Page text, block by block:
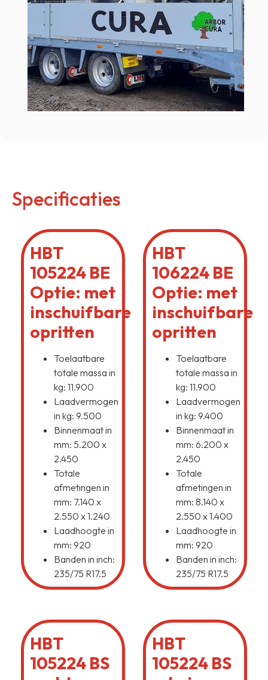
Specificaties
HBT
105224 BE
Optie: met
inschuifbare
opritten
Toelaatbare
totale massa in
kg: 11.900
Laadvermogen
in kg: 9.500
Binnenmaat in
mm: 5.200 x
2.450
Totale
afmetingen in
mm: 7.140 x
2.550 x 1.240
Laadhoogte in
mm: 920
Banden in inch:
235/75 R17.5
HBT
106224 BE
Optie: met
inschuifbare
opritten
Toelaatbare
totale massa in
kg: 11.900
Laadvermogen
in kg: 9.400
Binnenmaat in
mm: 6.200 x
2.450
Totale
afmetingen in
mm: 8.140 x
2.550 x 1.400
Laadhoogte in
mm: 920
Banden in inch:
235/75 R17.5
HBT
105224 BS
HBT
105224 BS